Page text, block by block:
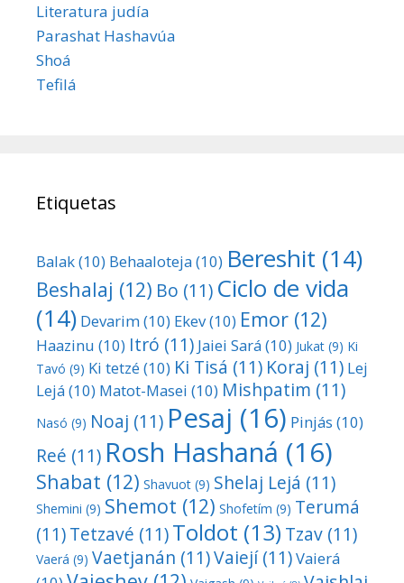
Literatura judía
Parashat Hashavúa
Shoá
Tefilá
Etiquetas
Balak(10) Behaaloteja(10) Bereshit (14)
Beshalaj (12) Bo (11) Ciclo de vida
(14) Devarim(10) Ekev(10) Emor (12)
Haazinu (10) Itró (11) Jaiei Sará(10) Jukat (9) Ki
Tavó (9) Ki tetzé(10) Ki Tisá (11) Koraj (11) Lej
Lejá(10) Matot-Masei (10) Mishpatim (11)
Nasó (9) Noaj (11) Pesaj (16) Pinjás (10)
Reé (11) Rosh Hashaná (16)
Shabat (12) Shavuot (9) Shelaj Lejá (11)
Shemini (9) Shemot (12) Shofetím (9) Terumá
(11)Tetzavé (11)Toldot (13) Tzav (11)
Vaerá (9) Vaetjanán (11)Vaiejí(11)Vaierá